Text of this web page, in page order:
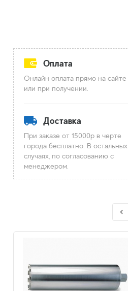
Оплата
Онлайн оплата прямо на сайте
или при получении.
Доставка
При заказе от 15000р в черте
города бесплатно. В остальных
случаях, по согласованию с
менеджером.